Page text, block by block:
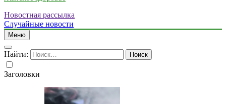
Новостная рассылка
Случайные новости
Меню
Найти:
Заголовки